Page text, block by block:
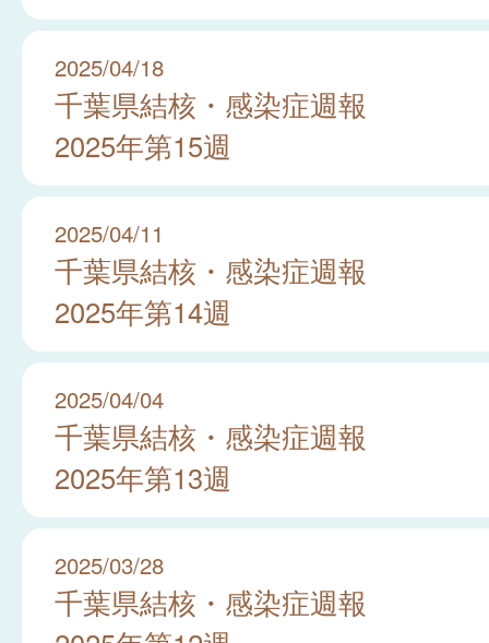
2025/04/18
千葉県結核・感染症週報
2025年第15週
2025/04/11
千葉県結核・感染症週報
2025年第14週
2025/04/04
千葉県結核・感染症週報
2025年第13週
2025/03/28
千葉県結核・感染症週報